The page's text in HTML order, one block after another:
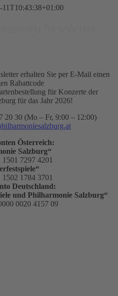
11T10:43:38+01:00
erhalten Sie per E-Mail einen
Rabattcode
für Konzerte der
für das Jahr 2026!
20 30 (Mo – Fr, 9:00 – 12:00)
Österreich:
Salzburg“
7297 4201
1784 3701
Deutschland:
und Philharmonie Salzburg“
0020 4157 09